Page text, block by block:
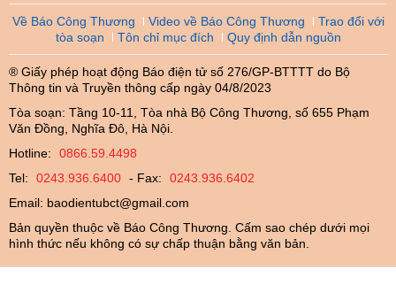
Về Báo Công Thương Video về Báo Công Thương
Trao đổi với
tòa soạn
Tôn chỉ mục đích Quy định dẫn nguồn
® Giấy phép hoạt động Báo điện tử số 276/GP-BTTTT do Bộ
Thông tin và Truyền thông cấp ngày 04/8/2023
Tòa soạn: Tầng 10-11, Tòa nhà Bộ Công Thương, số 655 Phạm
Văn Đồng, Nghĩa Đô, Hà Nội.
Hotline:
0866.59.4498
Tel:
0243.936.6400 - Fax:
0243.936.6402
Email: baodientubct@gmail.com
Bản quyền thuộc về Báo Công Thương. Cấm sao chép dưới mọi
hình thức nếu không có sự chấp thuận bằng văn bản.